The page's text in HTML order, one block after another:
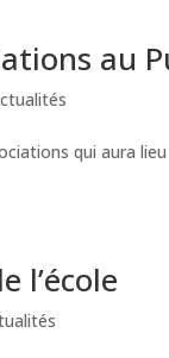
au
qui aura
l’école